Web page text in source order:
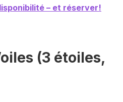
– et réserver!
(3 étoiles,